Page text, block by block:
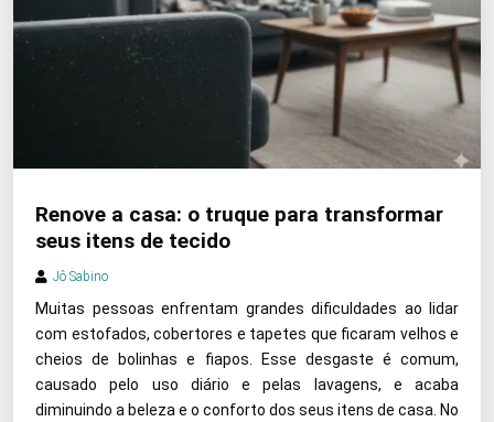
Renove a casa: o truque para transformar
seus itens de tecido
Jô Sabino
Muitas pessoas enfrentam grandes dificuldades ao lidar
com estofados, cobertores e tapetes que ficaram velhos e
cheios de bolinhas e fiapos. Esse desgaste é comum,
causado pelo uso diário e pelas lavagens, e acaba
diminuindo a beleza e o conforto dos seus itens de casa. No